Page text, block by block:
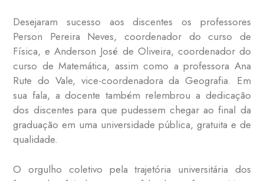
Desejaram sucesso aos discentes os professores
Person Pereira Neves, coordenador do curso de
Física, e Anderson José de Oliveira, coordenador do
curso de Matemática, assim como a professora Ana
Rute do Vale, vice-coordenadora da Geografia. Em
sua fala, a docente também relembrou a dedicação
dos discentes para que pudessem chegar ao final da
graduação em uma universidade pública, gratuita e de
qualidade.
O orgulho coletivo pela trajetória universitária dos